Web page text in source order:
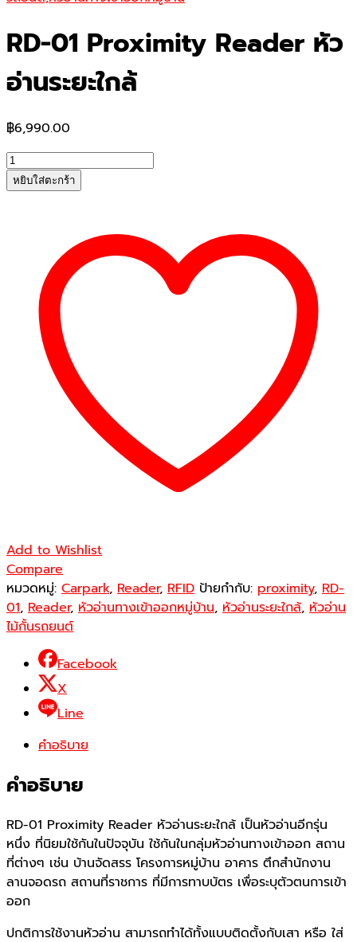
RD-01 Proximity Reader หัว
อ่านระยะใกล้
฿6,990.00
จำนวน
RD-
หยิบใส่ตะกร้า
Add to Wishlist
Compare
หมวดหมู่: Carpark, Reader, RFID ป้ายกำกับ: proximity, RD-
01, Reader, หัวอ่านทางเข้าออกหมู่บ้าน, หัวอ่านระยะใกล้, หัวอ่าน
ไม้กั้นรถยนต์
Facebook
X
Line
คำอธิบาย
คำอธิบาย
RD-01 Proximity Reader หัวอ่านระยะใกล้ เป็นหัวอ่านอีกรุ่น
หนึ่ง ที่นิยมใช้กันในปัจจุบัน ใช้กันในกลุ่มหัวอ่านทางเข้าออก สถาน
ที่ต่างๆ เช่น บ้านจัดสรร โครงการหมู่บ้าน อาคาร ตึกสำนักงาน
ลานจอดรถ สถานที่ราชการ ที่มีการทาบบัตร เพื่อระบุตัวตนการเข้า
ออก
ปกติการใช้งานหัวอ่าน สามารถทำได้ทั้งแบบติดตั้งกับเสา หรือ ใส่